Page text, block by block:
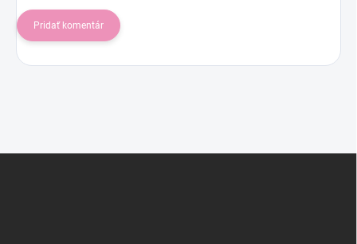
Pridať komentár